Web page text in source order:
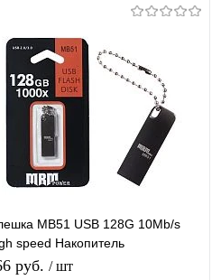
MB51 USB 128G 10Mb/s
speed Накопитель
USB флеш карта
руб. / шт